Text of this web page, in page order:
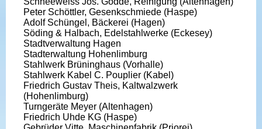
Peter Schöttler, Gesenkschmiede (Haspe)
Adolf Schüngel, Bäckerei (Hagen)
Söding & Halbach, Edelstahlwerke (Eckesey)
Stadtverwaltung Hagen
Stadterwaltung Hohenlimburg
Stahlwerk Brüninghaus (Vorhalle)
Stahlwerk Kabel C. Pouplier (Kabel)
Friedrich Gustav Theis, Kaltwalzwerk
(Hohenlimburg)
Turngeräte Meyer (Altenhagen)
Friedrich Uhde KG (Haspe)